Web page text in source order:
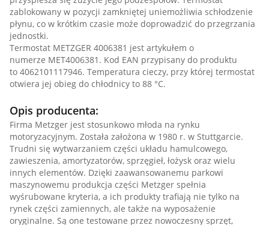
zablokowany w pozycji zamkniętej uniemożliwia schłodzenie
płynu, co w krótkim czasie może doprowadzić do przegrzania
jednostki.
Termostat METZGER 4006381 jest artykułem o
numerze MET4006381. Kod EAN przypisany do produktu
to 4062101117946. Temperatura cieczy, przy której termostat
otwiera jej obieg do chłodnicy to 88 °C.
Opis producenta:
Firma Metzger jest stosunkowo młoda na rynku
motoryzacyjnym. Została założona w 1980 r. w Stuttgarcie.
Trudni się wytwarzaniem części układu hamulcowego,
zawieszenia, amortyzatorów, sprzęgieł, łożysk oraz wielu
innych elementów. Dzięki zaawansowanemu parkowi
maszynowemu produkcja części Metzger spełnia
wyśrubowane kryteria, a ich produkty trafiają nie tylko na
rynek części zamiennych, ale także na wyposażenie
oryginalne. Są one testowane przez nowoczesny sprzęt,